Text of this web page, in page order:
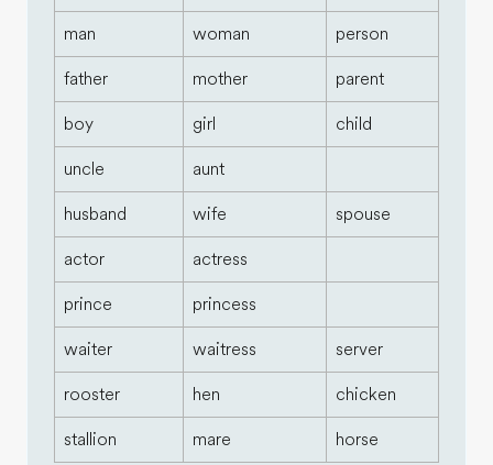
man woman person
father mother parent
boy girl child
uncle aunt
husband wife spouse
actor actress
prince princess
waiter waitress server
rooster hen chicken
stallion mare horse